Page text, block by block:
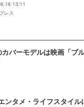
13:11
レス
バーモデルは映画「ブ
ンタメ・ライフスタイ